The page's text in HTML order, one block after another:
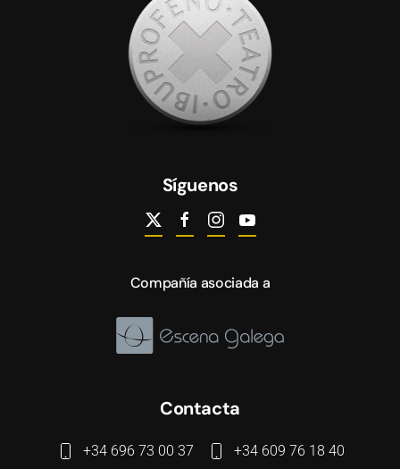
Síguenos
Compañía asociada a
Contacta
+34 696 73 00 37
+34 609 76 18 40